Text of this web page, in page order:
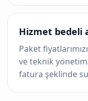
Hizmet bedeli
Paket
ve teknik
fatura şeklinde